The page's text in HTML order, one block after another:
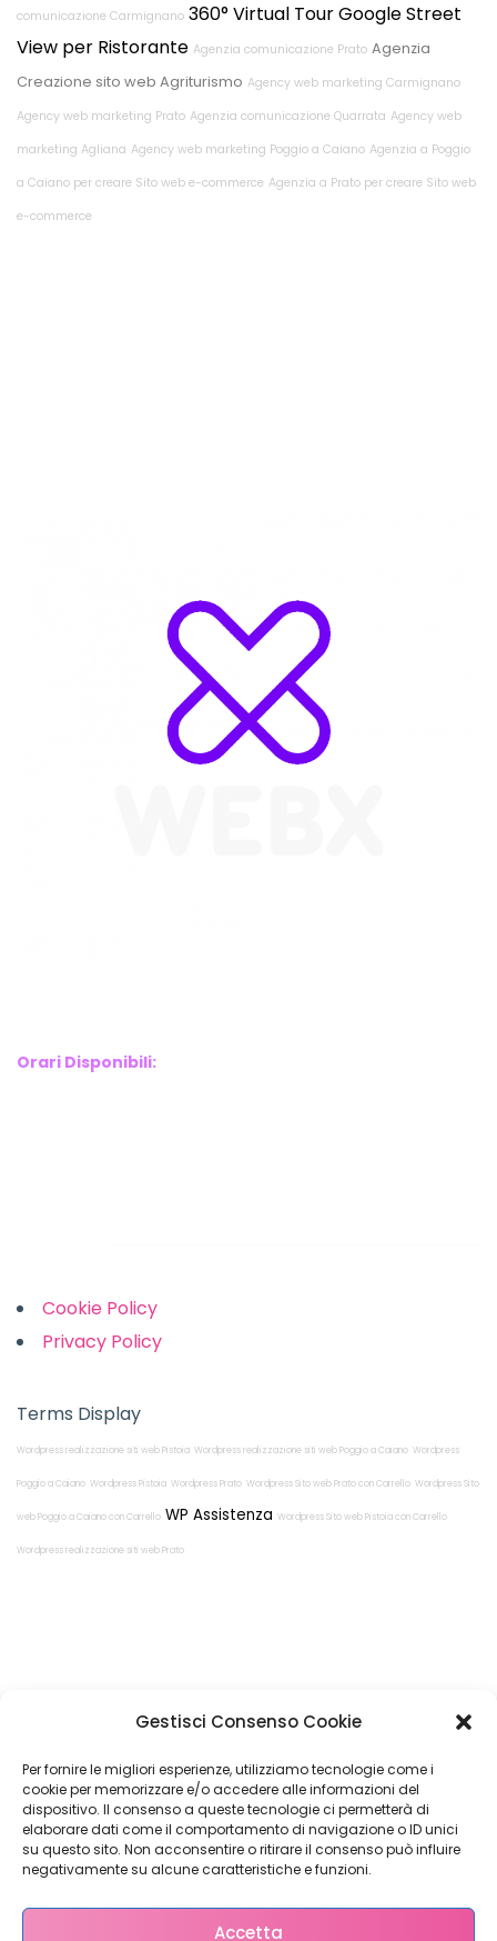
Gestisci Consenso Cookie
Per fornire le migliori esperienze, utilizziamo tecnologie come i
cookie per memorizzare e/o accedere alle informazioni del
dispositivo. Il consenso a queste tecnologie ci permetterà di
elaborare dati come il comportamento di navigazione o ID unici
su questo sito. Non acconsentire o ritirare il consenso può influire
negativamente su alcune caratteristiche e funzioni.
Accetta
comunicazione Carmignano 360° Virtual Tour Google Street
View per Ristorante Agenzia comunicazione Prato Agenzia
Creazione sito web Agriturismo Agency web marketing Carmignano
Agency web marketing Prato Agenzia comunicazione Quarrata Agency web
marketing Agliana Agency web marketing Poggio a Caiano Agenzia a Poggio
a Caiano per creare Sito web e-commerce Agenzia a Prato per creare Sito web
e-commerce
Orari Disponibili:
Cookie Policy
Privacy Policy
Terms Display
Wordpress realizzazione siti web Pistoia Wordpress realizzazione siti web Poggio a Caiano Wordpress
Poggio a Caiano Wordpress Pistoia Wordpress Prato Wordpress Sito web Prato con Carrello Wordpress Sito
web Poggio a Caiano con Carrello WP Assistenza Wordpress Sito web Pistoia con Carrello
Wordpress realizzazione siti web Prato
Restiamo in
contatto!
Come possiamo Aiutarti?